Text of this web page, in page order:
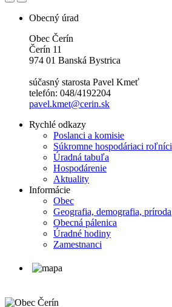
Obecný úrad
Obec Čerín
Čerín 11
974 01 Banská Bystrica
súčasný starosta Pavel Kmeť
telefón: 048/4192204
pavel.kmet@cerin.sk
Rychlé odkazy
Poslanci a komisie
Súkromne hospodáriaci roľníci
Úradná tabuľa
Hospodárenie
Aktuality
Informácie
Obec
Geografia, demografia, príroda
Obecná pálenica
Úradné hodiny
Zamestnanci